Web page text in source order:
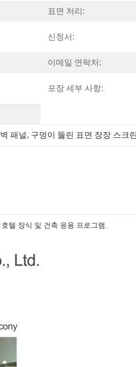
표면 처리:
신청서:
이메일 연락처:
포장 세부 사항:
패널, 구멍이 뚫린 표면 장장 스크린
텔 장식 및 건축 응용 프로그램.